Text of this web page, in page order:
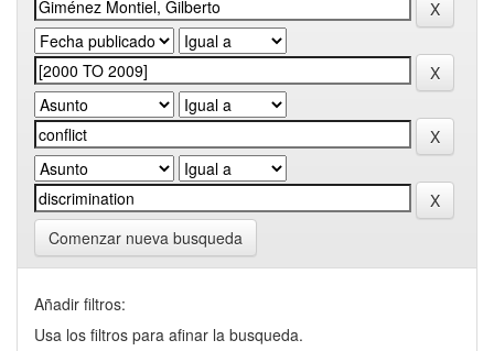
Comenzar nueva busqueda
Añadir filtros:
Usa los filtros para afinar la busqueda.